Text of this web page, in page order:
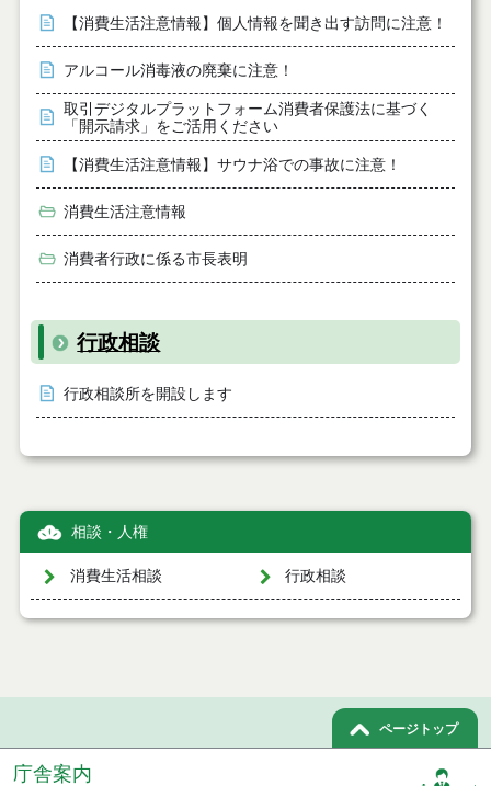
【消費生活注意情報】個人情報を聞き出す訪問に注意！
アルコール消毒液の廃棄に注意！
取引デジタルプラットフォーム消費者保護法に基づく
「開示請求」をご活用ください
【消費生活注意情報】サウナ浴での事故に注意！
消費生活注意情報
消費者行政に係る市長表明
行政相談
行政相談所を開設します
相談・人権
消費生活相談 行政相談
ページトップ
庁舎案内